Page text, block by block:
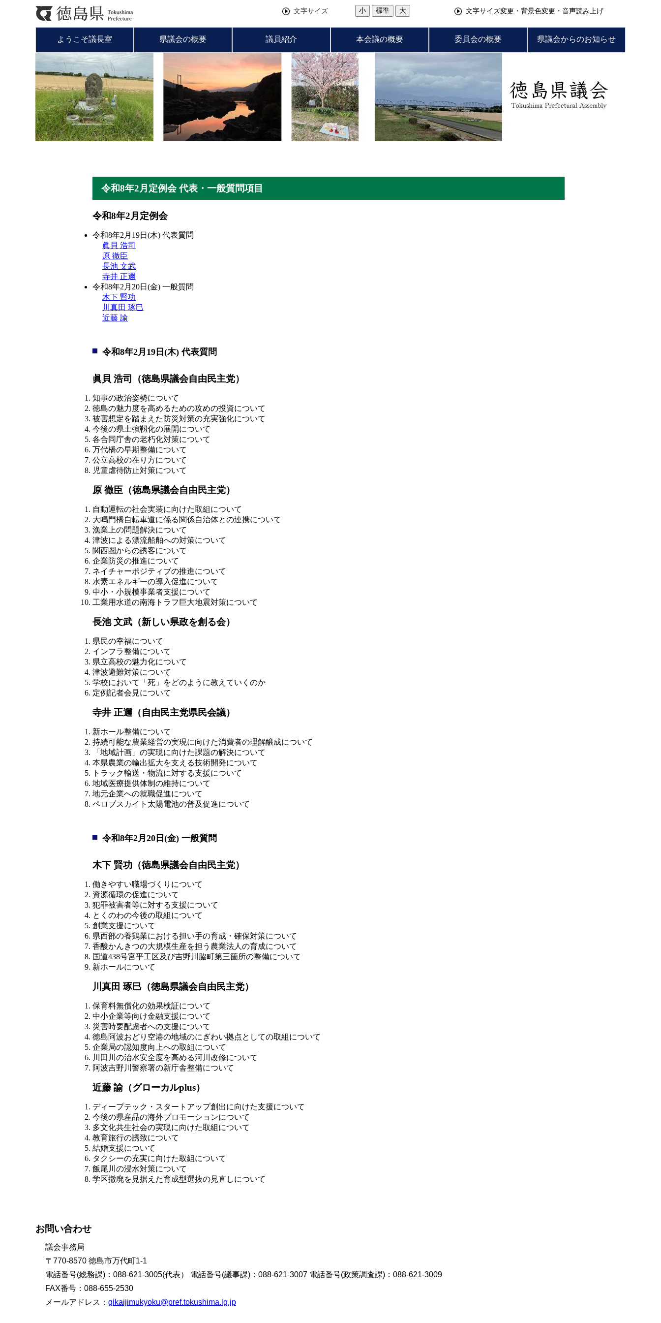
文字サイズ 小 標準 大 文字サイズ変更・背景色変更・音声読み上げ
ようこそ議長室 県議会の概要 議員紹介 本会議の概要 委員会の概要 県議会からのお知らせ
令和8年2月定例会 代表・一般質問項目
令和8年2月定例会
令和8年2月19日(木) 代表質問
眞貝 浩司
原 徹臣
長池 文武
寺井 正邇
令和8年2月20日(金) 一般質問
木下 賢功
川真田 琢巳
近藤 諭
令和8年2月19日(木) 代表質問
眞貝 浩司（徳島県議会自由民主党）
知事の政治姿勢について
徳島の魅力度を高めるための攻めの投資について
被害想定を踏まえた防災対策の充実強化について
今後の県土強靱化の展開について
各合同庁舎の老朽化対策について
万代橋の早期整備について
公立高校の在り方について
児童虐待防止対策について
原 徹臣（徳島県議会自由民主党）
自動運転の社会実装に向けた取組について
大鳴門橋自転車道に係る関係自治体との連携について
漁業上の問題解決について
津波による漂流船舶への対策について
関西圏からの誘客について
企業防災の推進について
ネイチャーポジティブの推進について
水素エネルギーの導入促進について
中小・小規模事業者支援について
工業用水道の南海トラフ巨大地震対策について
長池 文武（新しい県政を創る会）
県民の幸福について
インフラ整備について
県立高校の魅力化について
津波避難対策について
学校において「死」をどのように教えていくのか
定例記者会見について
寺井 正邇（自由民主党県民会議）
新ホール整備について
持続可能な農業経営の実現に向けた消費者の理解醸成について
「地域計画」の実現に向けた課題の解決について
本県農業の輸出拡大を支える技術開発について
トラック輸送・物流に対する支援について
地域医療提供体制の維持について
地元企業への就職促進について
ペロブスカイト太陽電池の普及促進について
令和8年2月20日(金) 一般質問
木下 賢功（徳島県議会自由民主党）
働きやすい職場づくりについて
資源循環の促進について
犯罪被害者等に対する支援について
とくのわの今後の取組について
創業支援について
県西部の養鶏業における担い手の育成・確保対策について
香酸かんきつの大規模生産を担う農業法人の育成について
国道438号宮平工区及び吉野川脇町第三箇所の整備について
新ホールについて
川真田 琢巳（徳島県議会自由民主党）
保育料無償化の効果検証について
中小企業等向け金融支援について
災害時要配慮者への支援について
徳島阿波おどり空港の地域のにぎわい拠点としての取組について
企業局の認知度向上への取組について
川田川の治水安全度を高める河川改修について
阿波吉野川警察署の新庁舎整備について
近藤 諭（グローカルplus）
ディープテック・スタートアップ創出に向けた支援について
今後の県産品の海外プロモーションについて
多文化共生社会の実現に向けた取組について
教育旅行の誘致について
結婚支援について
タクシーの充実に向けた取組について
飯尾川の浸水対策について
学区撤廃を見据えた育成型選抜の見直しについて
お問い合わせ
議会事務局
〒770-8570 徳島市万代町1-1
電話番号(総務課)：088-621-3005(代表） 電話番号(議事課)：088-621-3007 電話番号(政策調査課)：088-621-3009
FAX番号：088-655-2530
メールアドレス： gikaijimukyoku@pref.tokushima.lg.jp